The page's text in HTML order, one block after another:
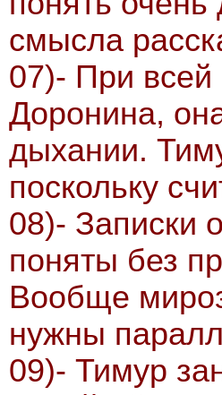
смысла
07)- При всей
Доронина,
дыхании.
поскольку
08)- Записки
поняты без
Вообще
нужны
09)- Тимур